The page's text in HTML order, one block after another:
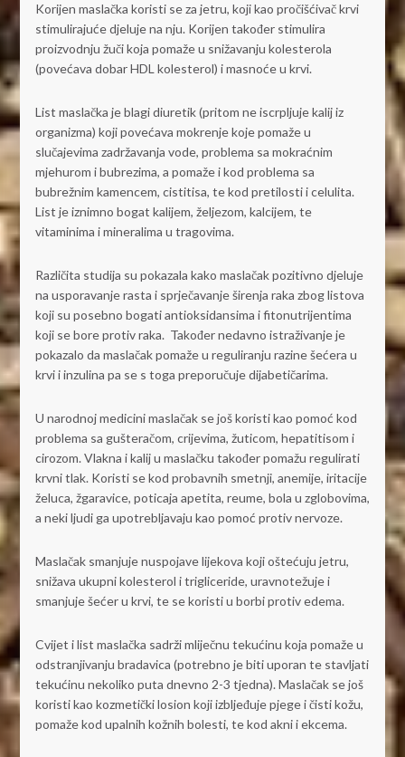
Korijen maslačka koristi se za jetru, koji kao pročišćivač krvi
stimulirajuće djeluje na nju. Korijen također stimulira
proizvodnju žuči koja pomaže u snižavanju kolesterola
(povećava dobar HDL kolesterol) i masnoće u krvi.
List maslačka je blagi diuretik (pritom ne iscrpljuje kalij iz
organizma) koji povećava mokrenje koje pomaže u
slučajevima zadržavanja vode, problema sa mokraćnim
mjehurom i bubrezima, a pomaže i kod problema sa
bubrežnim kamencem, cistitisa, te kod pretilosti i celulita.
List je iznimno bogat kalijem, željezom, kalcijem, te
vitaminima i mineralima u tragovima.
Različita studija su pokazala kako maslačak pozitivno djeluje
na usporavanje rasta i sprječavanje širenja raka zbog listova
koji su posebno bogati antioksidansima i fitonutrijentima
koji se bore protiv raka. Također nedavno istraživanje je
pokazalo da maslačak pomaže u reguliranju razine šećera u
krvi i inzulina pa se s toga preporučuje dijabetičarima.
U narodnoj medicini maslačak se još koristi kao pomoć kod
problema sa gušteračom, crijevima, žuticom, hepatitisom i
cirozom. Vlakna i kalij u maslačku također pomažu regulirati
krvni tlak. Koristi se kod probavnih smetnji, anemije, iritacije
želuca, žgaravice, poticaja apetita, reume, bola u zglobovima,
a neki ljudi ga upotrebljavaju kao pomoć protiv nervoze.
Maslačak smanjuje nuspojave lijekova koji oštećuju jetru,
snižava ukupni kolesterol i trigliceride, uravnotežuje i
smanjuje šećer u krvi, te se koristi u borbi protiv edema.
Cvijet i list maslačka sadrži mliječnu tekućinu koja pomaže u
odstranjivanju bradavica (potrebno je biti uporan te stavljati
tekućinu nekoliko puta dnevno 2-3 tjedna). Maslačak se još
koristi kao kozmetički losion koji izbljeđuje pjege i čisti kožu,
pomaže kod upalnih kožnih bolesti, te kod akni i ekcema.